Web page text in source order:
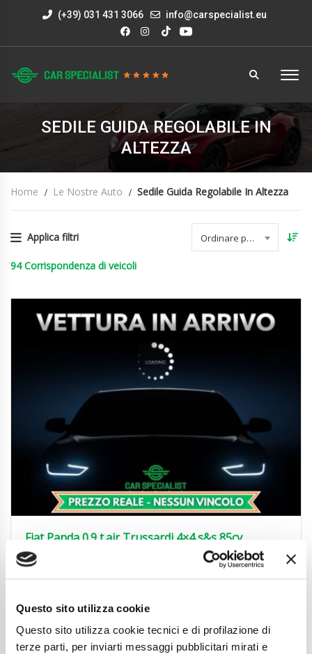
Questo sito utilizza cookie
Questo sito utilizza cookie tecnici e di profilazione di
terze parti, per inviarti messaggi pubblicitari mirati e
(+39) 031 431 3066 info@carspecialist.eu
SEDILE GUIDA REGOLABILE IN
ALTEZZA
Home Le Nostre Auto Sedile Guida Regolabile In Altezza
Applica filtri Ordinare per data
94 Corrispondenza di veicoli
Fiat Panda 0.9 t.air Trussardi 4×4 s&s 85cv
11.450
Anni
07/2020
Tipo Di Carburante
Manuale
Normativa Euro
Euro6d-Temp